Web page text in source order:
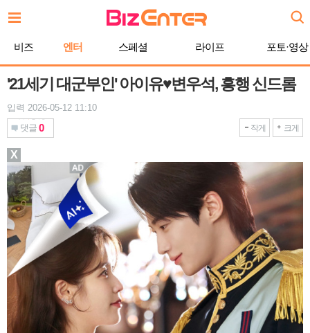
문
비즈 엔터 스페셜 라이프 포토·영상
'21세기 대군부인' 아이유♥변우석, 흥행 신드롬
입력 2026-05-12 11:10
댓글 0 작게 크게
X